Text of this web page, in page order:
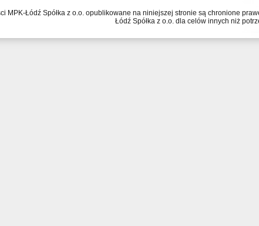
MPK-Łódź Spółka z o.o. opublikowane na niniejszej stronie są chronione
Łódź Spółka z o.o. dla celów innych niż